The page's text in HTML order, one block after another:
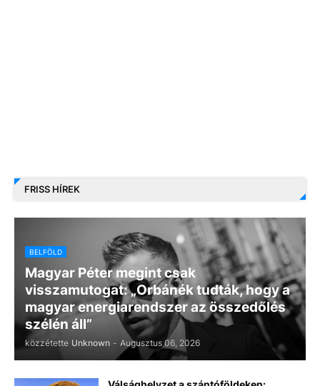
FRISS HÍREK
BELFÖLD
Magyar Péter megint csak
visszamutogat: „Orbánék tudták, hogy a
magyar energiarendszer az összedőlés
szélén áll”
közzétette Unknown - Augusztus 06, 2026